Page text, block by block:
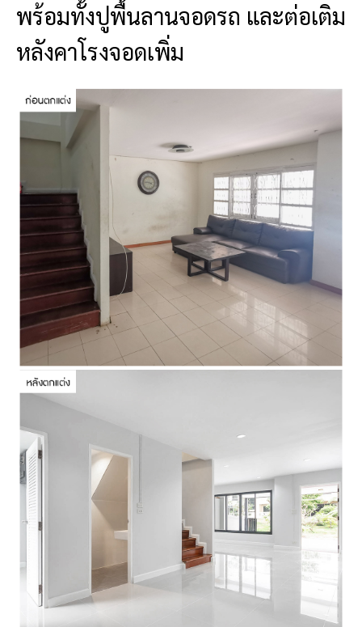
พร้อมทั้งปูพื้นลานจอดรถ และต่อเติม
หลังคาโรงจอดเพิ่ม